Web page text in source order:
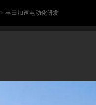
> 丰田加速电动化研发